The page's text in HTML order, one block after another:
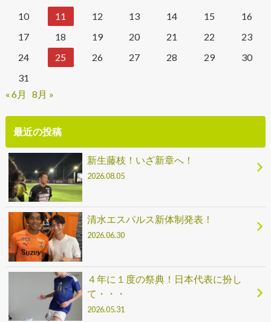
10
11 12 13 14 15
16
17
18 19 20 21 22
23
24
25 26 27 28 29
30
31
« 6月
8月 »
最近の投稿
新生藤枝！いざ新章へ！
2026.08.05
清水エスパルス新体制発表！
2026.06.30
４年に１度の祭典！日本代表に扮し
て・・・
2026.05.31